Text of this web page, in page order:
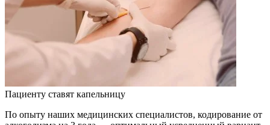
Пациенту ставят капельницу
По опыту наших медицинских специалистов, кодирование от